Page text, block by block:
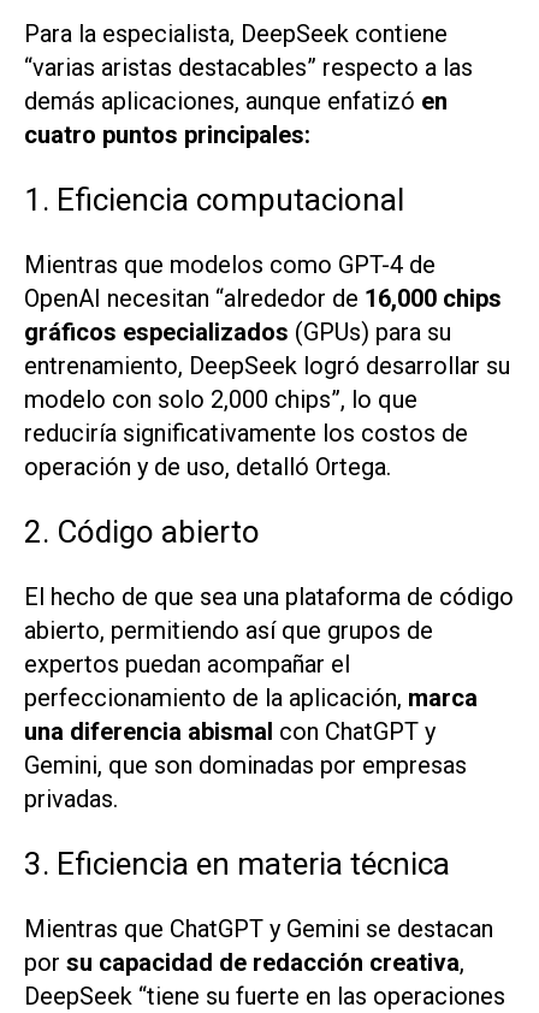
Para la especialista, DeepSeek contiene
“varias aristas destacables” respecto a las
demás aplicaciones, aunque enfatizó en
cuatro puntos principales:
1. Eficiencia computacional
Mientras que modelos como GPT-4 de
OpenAI necesitan “alrededor de 16,000 chips
gráficos especializados (GPUs) para su
entrenamiento, DeepSeek logró desarrollar su
modelo con solo 2,000 chips”, lo que
reduciría significativamente los costos de
operación y de uso, detalló Ortega.
2. Código abierto
El hecho de que sea una plataforma de código
abierto, permitiendo así que grupos de
expertos puedan acompañar el
perfeccionamiento de la aplicación, marca
una diferencia abismal con ChatGPT y
Gemini, que son dominadas por empresas
privadas.
3. Eficiencia en materia técnica
Mientras que ChatGPT y Gemini se destacan
por su capacidad de redacción creativa,
DeepSeek “tiene su fuerte en las operaciones